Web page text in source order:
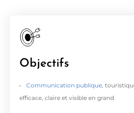
Objectifs
Communication publique,
efficace, claire et visible en grand